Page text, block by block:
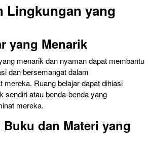
Lingkungan yang
yang Menarik
menarik dan nyaman dapat membantu
dan bersemangat dalam
mereka. Ruang belajar dapat dihiasi
sendiri atau benda-benda yang
mereka.
dan Materi yang